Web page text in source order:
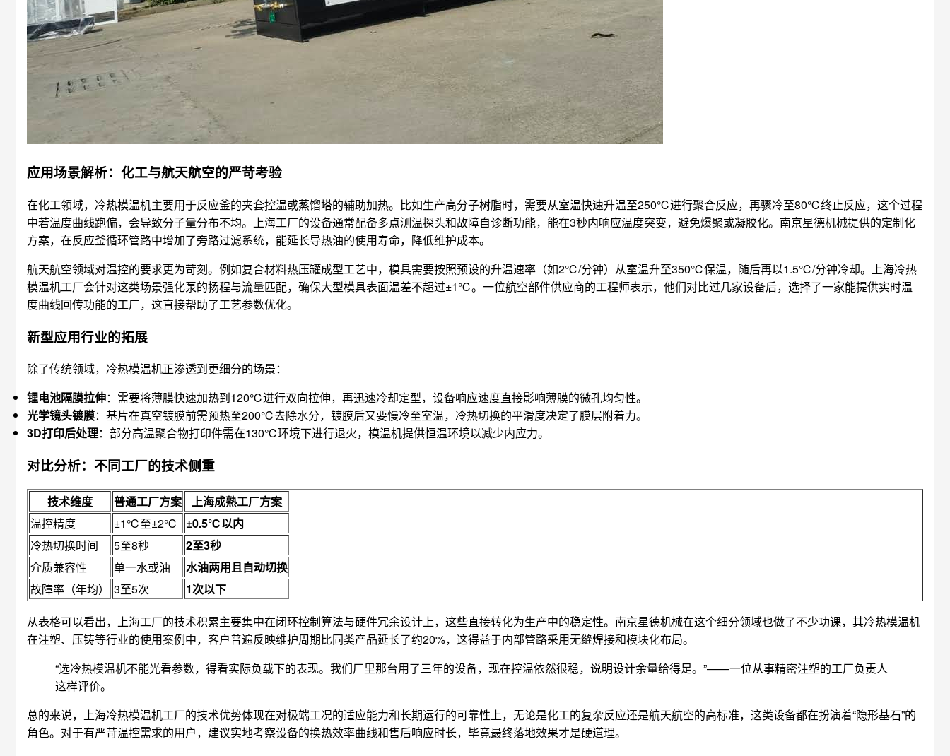
应用场景解析：化工与航天航空的严苛考验
在化工领域，冷热模温机主要用于反应釜的夹套控温或蒸馏塔的辅助加热。比如生产高分子树脂时，需要从室温快速升温至250℃进行聚合反应，再骤冷至80℃终止反应，这个过程
中若温度曲线跑偏，会导致分子量分布不均。上海工厂的设备通常配备多点测温探头和故障自诊断功能，能在3秒内响应温度突变，避免爆聚或凝胶化。南京星德机械提供的定制化
方案，在反应釜循环管路中增加了旁路过滤系统，能延长导热油的使用寿命，降低维护成本。
航天航空领域对温控的要求更为苛刻。例如复合材料热压罐成型工艺中，模具需要按照预设的升温速率（如2℃/分钟）从室温升至350℃保温，随后再以1.5℃/分钟冷却。上海冷热
模温机工厂会针对这类场景强化泵的扬程与流量匹配，确保大型模具表面温差不超过±1℃。一位航空部件供应商的工程师表示，他们对比过几家设备后，选择了一家能提供实时温
度曲线回传功能的工厂，这直接帮助了工艺参数优化。
新型应用行业的拓展
除了传统领域，冷热模温机正渗透到更细分的场景：
锂电池隔膜拉伸：需要将薄膜快速加热到120℃进行双向拉伸，再迅速冷却定型，设备响应速度直接影响薄膜的微孔均匀性。
光学镜头镀膜：基片在真空镀膜前需预热至200℃去除水分，镀膜后又要慢冷至室温，冷热切换的平滑度决定了膜层附着力。
3D打印后处理：部分高温聚合物打印件需在130℃环境下进行退火，模温机提供恒温环境以减少内应力。
对比分析：不同工厂的技术侧重
技术维度 普通工厂方案
上海成熟工厂方案
温控精度
±1℃至±2℃
±0.5℃以内
冷热切换时间
5至8秒
2至3秒
介质兼容性
单一水或油
水油两用且自动切换
故障率（年均）
3至5次
1次以下
从表格可以看出，上海工厂的技术积累主要集中在闭环控制算法与硬件冗余设计上，这些直接转化为生产中的稳定性。南京星德机械在这个细分领域也做了不少功课，其冷热模温机
在注塑、压铸等行业的使用案例中，客户普遍反映维护周期比同类产品延长了约20%，这得益于内部管路采用无缝焊接和模块化布局。
“选冷热模温机不能光看参数，得看实际负载下的表现。我们厂里那台用了三年的设备，现在控温依然很稳，说明设计余量给得足。”——一位从事精密注塑的工厂负责人
这样评价。
总的来说，上海冷热模温机工厂的技术优势体现在对极端工况的适应能力和长期运行的可靠性上，无论是化工的复杂反应还是航天航空的高标准，这类设备都在扮演着“隐形基石”的
角色。对于有严苛温控需求的用户，建议实地考察设备的换热效率曲线和售后响应时长，毕竟最终落地效果才是硬道理。